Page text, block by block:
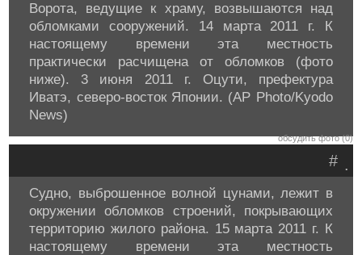
Ворота, ведущие к храму, возвышаются над
обломками сооружений. 14 марта 2011 г. К
настоящему времени эта местность
практически расчищена от обломков (фото
ниже). 3 июня 2011 г. Оцути, префектура
Иватэ, северо-восток Японии. (AP Photo/Kyodo
News)
обсудить фото (0)
.
#
Судно, выброшенное волной цунами, лежит в
окружении обломков строений, покрывающих
территорию жилого района. 15 марта 2011 г. К
настоящему времени эта местность